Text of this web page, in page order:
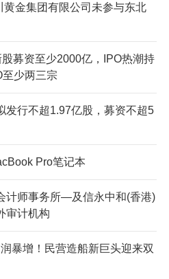
黄金集团有限公司未参与东北
股募资至少2000亿，IPO热潮持
少两三宗
行不超1.97亿股，募资不超5
Pro笔记本
计师事务所—及信永中和(香港)
审计机构
暴增！民营造船新巨头迎来双